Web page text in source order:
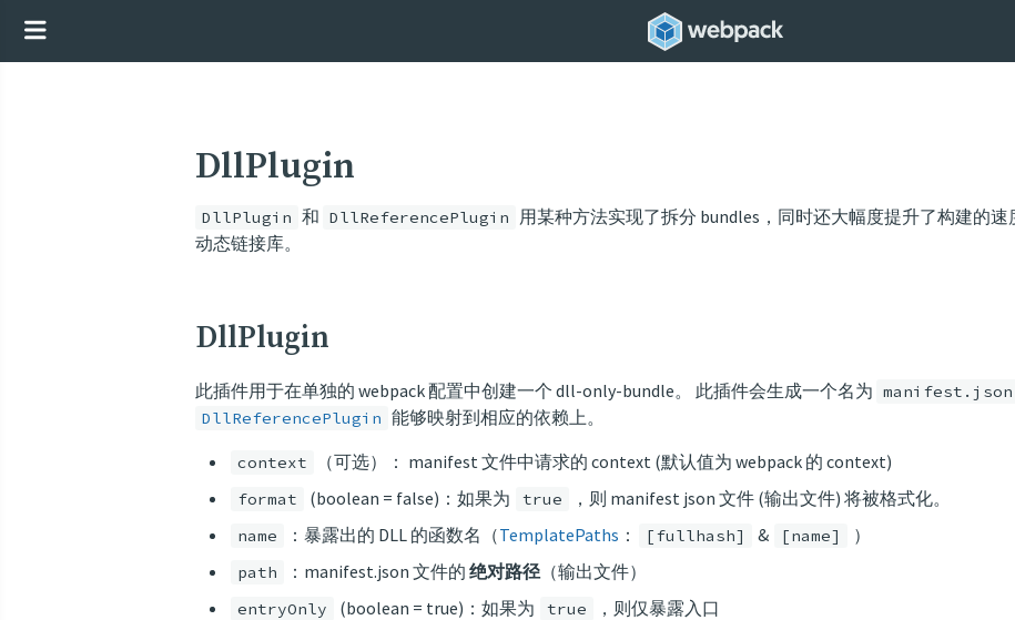
DllPlugin
DllPlugin 和 DllReferencePlugin
用某种方法实现了拆分 bundles，同时还大幅度提升了构建的
动态链接库。
DllPlugin
此插件用于在单独的 webpack 配置中创建一个 dll-only-bundle。 此插件会生成一个名为 manifest.json
DllReferencePlugin 能够映射到相应的依赖上。
context （可选）： manifest 文件中请求的 context (默认值为 webpack 的 context)
format (boolean = false)：如果为 true ，则 manifest json 文件 (输出文件) 将被格式化。
name ：暴露出的 DLL 的函数名（TemplatePaths ： [fullhash] & [name] ）
path ：manifest.json 文件的 绝对路径（输出文件）
entryOnly (boolean = true)：如果为 true ，则仅暴露入口